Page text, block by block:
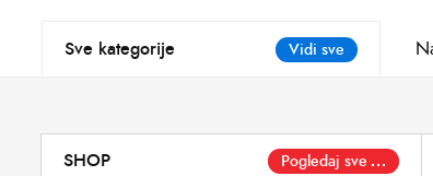
Sve kategorije Vidi sve
SHOP Pogledaj sve